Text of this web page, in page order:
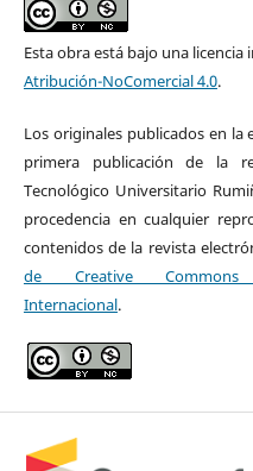
Esta obra está bajo una licencia
Atribución-NoComercial 4.0.
Los originales publicados en la
primera publicación de la
Tecnológico Universitario
procedencia en cualquier
contenidos de la revista
de Creative Commons
Internacional.